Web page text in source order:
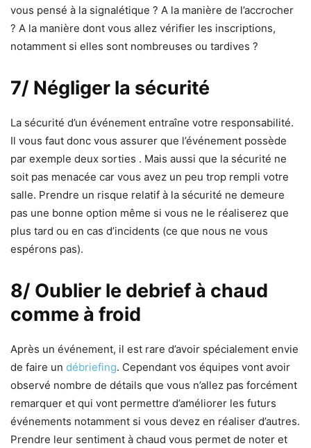
vous pensé à la signalétique ? A la manière de l’accrocher
? A la manière dont vous allez vérifier les inscriptions,
notamment si elles sont nombreuses ou tardives ?
7/ Négliger la sécurité
La sécurité d’un événement entraîne votre responsabilité.
Il vous faut donc vous assurer que l’événement possède
par exemple deux sorties . Mais aussi que la sécurité ne
soit pas menacée car vous avez un peu trop rempli votre
salle. Prendre un risque relatif à la sécurité ne demeure
pas une bonne option même si vous ne le réaliserez que
plus tard ou en cas d’incidents (ce que nous ne vous
espérons pas).
8/ Oublier le debrief à chaud
comme à froid
Après un événement, il est rare d’avoir spécialement envie
de faire un débriefing. Cependant vos équipes vont avoir
observé nombre de détails que vous n’allez pas forcément
remarquer et qui vont permettre d’améliorer les futurs
événements notamment si vous devez en réaliser d’autres.
Prendre leur sentiment à chaud vous permet de noter et